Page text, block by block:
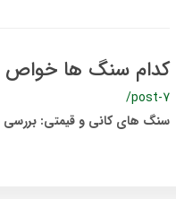
کدام سنگ ها خواص
/post-7
سنگ های کانی و قیمتی: بررسی